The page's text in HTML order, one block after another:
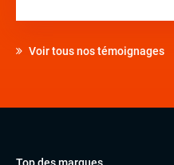
Voir tous nos témoignages